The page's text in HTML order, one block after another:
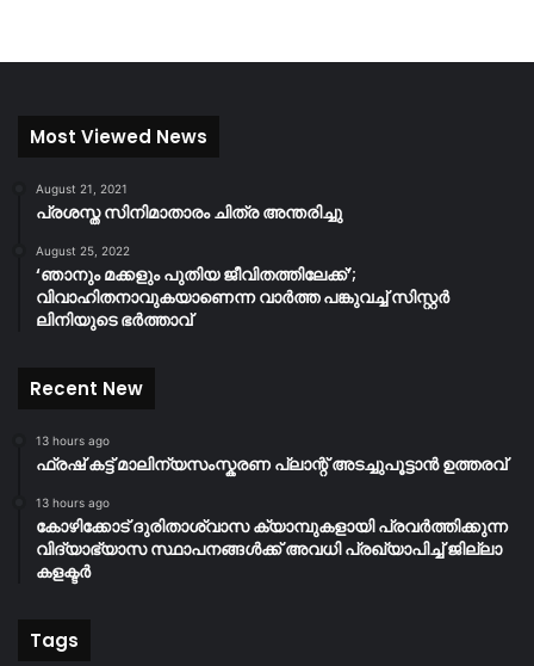
Most Viewed News
August 21, 2021
പ്രശസ്ത സിനിമാതാരം ചിത്ര അന്തരിച്ചു
August 25, 2022
‘ഞാനും മക്കളും പുതിയ ജീവിതത്തിലേക്ക്’;
വിവാഹിതനാവുകയാണെന്ന വാർത്ത പങ്കുവച്ച് സിസ്റ്റർ
ലിനിയുടെ ഭർത്താവ്
Recent New
13 hours ago
ഫ്രഷ് കട്ട് മാലിന്യസംസ്കരണ പ്ലാന്റ് അടച്ചുപൂട്ടാൻ ഉത്തരവ്
13 hours ago
കോഴിക്കോട് ദുരിതാശ്വാസ ക്യാമ്പുകളായി പ്രവര്‍ത്തിക്കുന്ന
വിദ്യാഭ്യാസ സ്ഥാപനങ്ങള്‍ക്ക് അവധി പ്രഖ്യാപിച്ച് ജില്ലാ
കളക്ടർ
Tags